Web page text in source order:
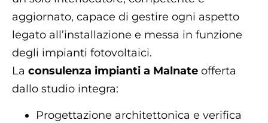
aggiornato, capace di gestire ogni aspetto
legato all’installazione e messa in funzione
degli impianti fotovoltaici.
La consulenza impianti a Malnate offerta
dallo studio integra:
Progettazione architettonica e verifica